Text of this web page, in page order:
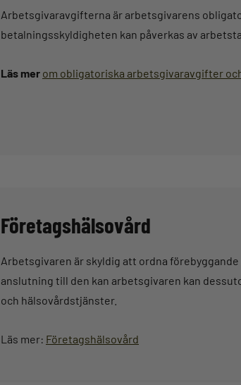
Arbetsgivaravgifterna är arbetsgivarens
betalningsskyldigheten kan påverkas av
Läs mer om obligatoriska arbetsgivaravgifter
Företagshälsovård
Arbetsgivaren är skyldig att ordna
anslutning till den kan arbetsgivaren kan
och hälsovårdstjänster.
Läs mer: Företagshälsovård